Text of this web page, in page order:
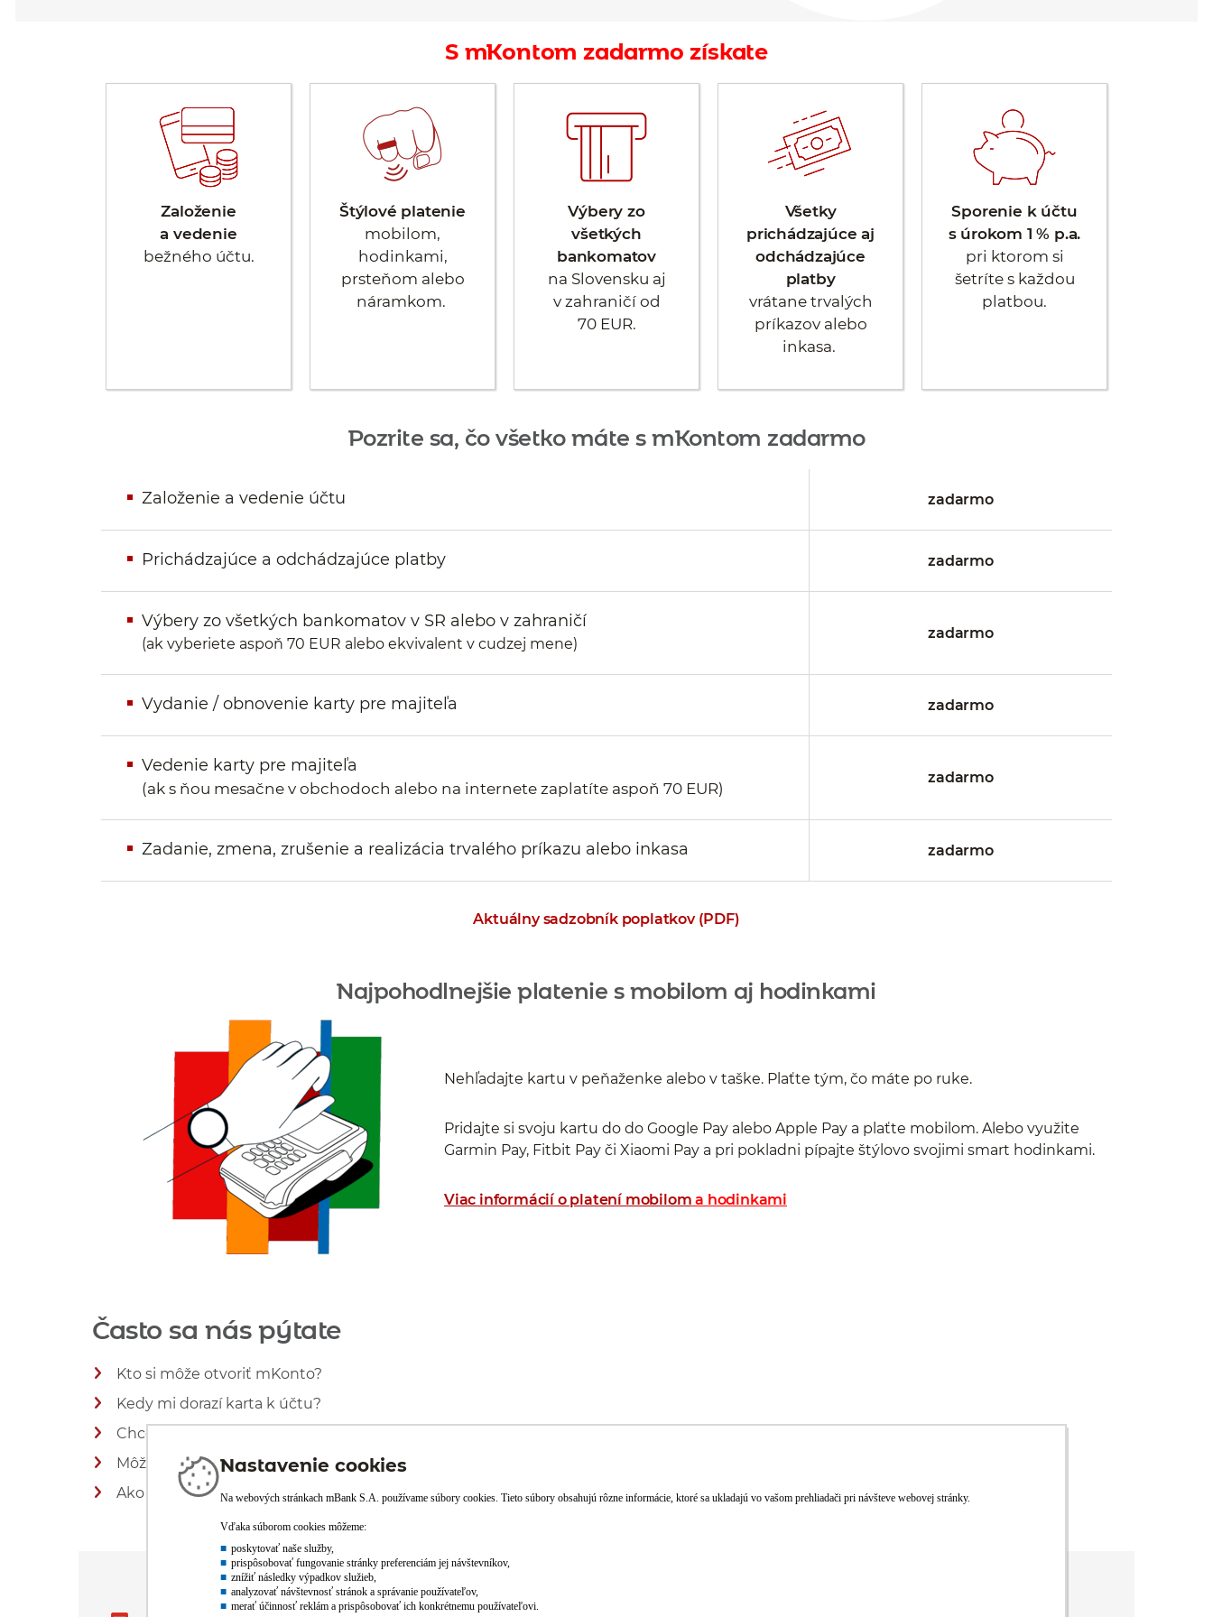
S mKontom zadarmo získate
Založenie
a vedenie
bežného účtu.
Štýlové platenie
mobilom,
hodinkami,
prsteňom alebo
náramkom.
Výbery zo
všetkých
bankomatov
na Slovensku aj
v zahraničí od
70 EUR.
Všetky
prichádzajúce aj
odchádzajúce
platby
vrátane trvalých
príkazov alebo
inkasa.
Sporenie k účtu
s úrokom 1 % p.a.
pri ktorom si
šetríte s každou
platbou.
Pozrite sa, čo všetko máte s mKontom zadarmo
Založenie a vedenie účtu zadarmo
Prichádzajúce a odchádzajúce platby zadarmo
Výbery zo všetkých bankomatov v SR alebo v zahraničí
(ak vyberiete aspoň 70 EUR alebo ekvivalent v cudzej mene)
zadarmo
Vydanie / obnovenie karty pre majiteľa zadarmo
Vedenie karty pre majiteľa
(ak s ňou mesačne v obchodoch alebo na internete zaplatíte aspoň 70 EUR)
zadarmo
Zadanie, zmena, zrušenie a realizácia trvalého príkazu alebo inkasa zadarmo
Aktuálny sadzobník poplatkov (PDF)
Najpohodlnejšie platenie s mobilom aj hodinkami
Nehľadajte kartu v peňaženke alebo v taške. Plaťte tým, čo máte po ruke.
Pridajte si svoju kartu do do Google Pay alebo Apple Pay a plaťte mobilom. Alebo využite
Garmin Pay, Fitbit Pay či Xiaomi Pay a pri pokladni pípajte štýlovo svojimi smart hodinkami.
Viac informácií o platení mobilom a hodinkami
Často sa nás pýtate
Kto si môže otvoriť mKonto?
Zobraziť viac informácií
Kedy mi dorazí karta k účtu?
Zobraziť viac informácií
Chcem si prepojiť účet s mobilnou aplikáciou mBank. Ako mám postupovať?
Zobraziť viac informácií
Môžem účet zdieľať aj s rodinným príslušníkom, napr. s manželom-manželkou?
Zobraziť viac informácií
Ako si môžem vložiť peniaze na moje mKonto?
Užitočné dokumenty